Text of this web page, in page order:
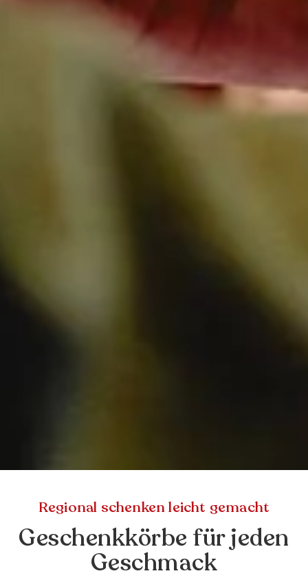
Regional schenken leicht gemacht
Geschenkkörbe für jeden
Geschmack